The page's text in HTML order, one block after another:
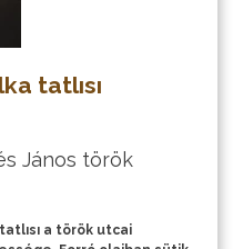
tatlısı
János török
a török utcai